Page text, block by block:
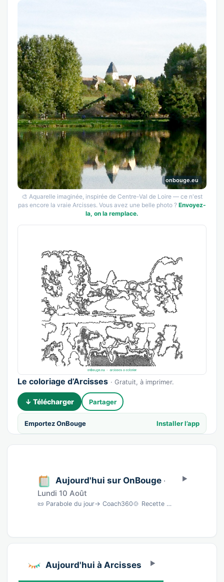
onbouge.eu
🎨 Aquarelle imaginée, inspirée de Centre-Val de Loire — ce n'est
pas encore la vraie Arcisses. Vous avez une belle photo ? Envoyez-
la, on la remplace.
Le coloriage d’Arcisses · Gratuit, à imprimer.
↓ Télécharger Partager
Emportez OnBouge Installer l’app
Aujourd'hui sur OnBouge ·
Lundi 10 Août
📜 Parabole du jour→ Coach360🍲 Recette du jour→ BNC🎵 Morceau du jour→ musique🎨 Aquarell…
Aujourd'hui à Arcisses